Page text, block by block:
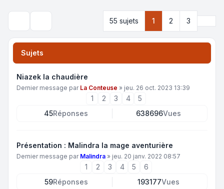
55 sujets 1 2 3
Sujets
Niazek la chaudière
Dernier message par La Conteuse » jeu. 26 oct. 2023 13:39
1 2 3 4
5
45Réponses 638696Vues
Présentation : Malindra la mage aventurière
Dernier message par Malindra » jeu. 20 janv. 2022 08:57
1 2 3 4 5
6
59Réponses 193177Vues